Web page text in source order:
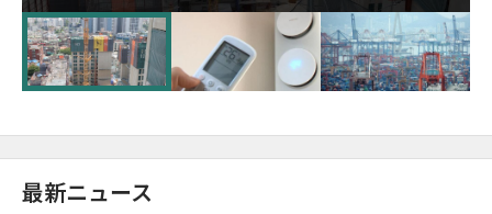
超が「ゾンビ企業」に…5年で2.8倍増
最新ニュース